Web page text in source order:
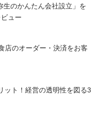
生のかんたん会社設立」を
ュー
店のオーダー・決済をお客
ット！経営の透明性を図る3